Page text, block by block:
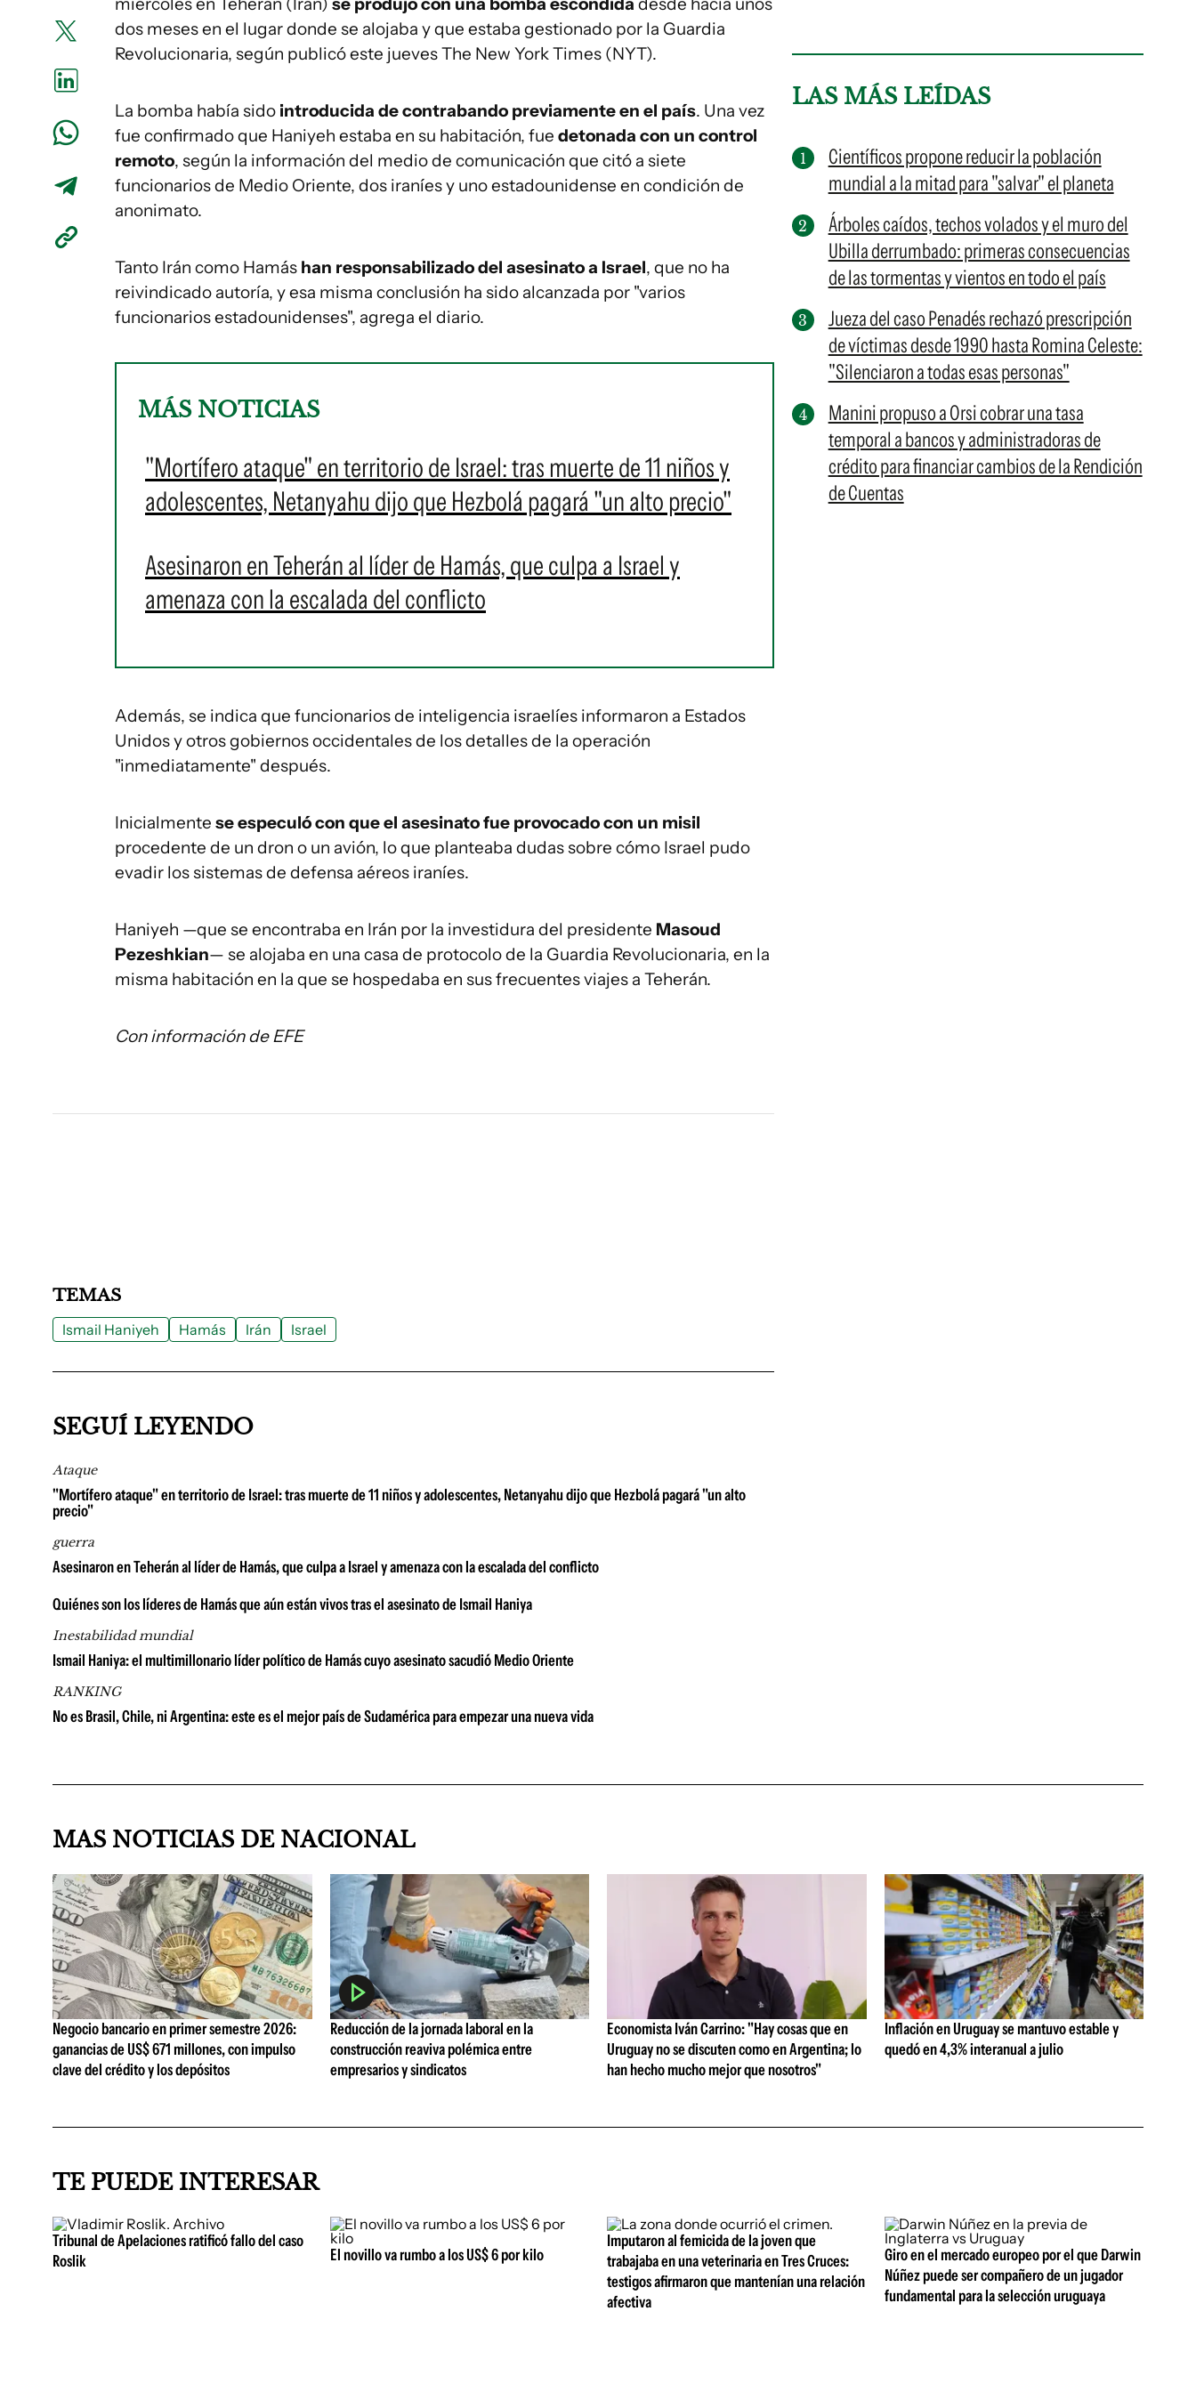
dos meses en el lugar donde se alojaba y que estaba gestionado por la Guardia
Revolucionaria, según publicó este jueves The New York Times (NYT).
La bomba había sido introducida de contrabando previamente en el país. Una vez
fue confirmado que Haniyeh estaba en su habitación, fue detonada con un control
remoto, según la información del medio de comunicación que citó a siete
funcionarios de Medio Oriente, dos iraníes y uno estadounidense en condición de
anonimato.
Tanto Irán como Hamás han responsabilizado del asesinato a Israel, que no ha
reivindicado autoría, y esa misma conclusión ha sido alcanzada por "varios
funcionarios estadounidenses", agrega el diario.
MÁS NOTICIAS
"Mortífero ataque" en territorio de Israel: tras muerte de 11 niños y
adolescentes, Netanyahu dijo que Hezbolá pagará "un alto precio"
Asesinaron en Teherán al líder de Hamás, que culpa a Israel y
amenaza con la escalada del conflicto
Además, se indica que funcionarios de inteligencia israelíes informaron a Estados
Unidos y otros gobiernos occidentales de los detalles de la operación
"inmediatamente" después.
Inicialmente se especuló con que el asesinato fue provocado con un misil
procedente de un dron o un avión, lo que planteaba dudas sobre cómo Israel pudo
evadir los sistemas de defensa aéreos iraníes.
Haniyeh —que se encontraba en Irán por la investidura del presidente Masoud
Pezeshkian— se alojaba en una casa de protocolo de la Guardia Revolucionaria, en la
misma habitación en la que se hospedaba en sus frecuentes viajes a Teherán.
Con información de EFE
LAS MÁS LEÍDAS
Científicos propone reducir la población
mundial a la mitad para "salvar" el planeta
Árboles caídos, techos volados y el muro del
Ubilla derrumbado: primeras consecuencias
de las tormentas y vientos en todo el país
Jueza del caso Penadés rechazó prescripción
de víctimas desde 1990 hasta Romina Celeste:
"Silenciaron a todas esas personas"
Manini propuso a Orsi cobrar una tasa
temporal a bancos y administradoras de
crédito para financiar cambios de la Rendición
de Cuentas
TEMAS
Ismail Haniyeh Hamás Irán Israel
SEGUÍ LEYENDO
Ataque
"Mortífero ataque" en territorio de Israel: tras muerte de 11 niños y adolescentes, Netanyahu dijo que Hezbolá pagará "un alto
precio"
guerra
Asesinaron en Teherán al líder de Hamás, que culpa a Israel y amenaza con la escalada del conflicto
Quiénes son los líderes de Hamás que aún están vivos tras el asesinato de Ismail Haniya
Inestabilidad mundial
Ismail Haniya: el multimillonario líder político de Hamás cuyo asesinato sacudió Medio Oriente
RANKING
No es Brasil, Chile, ni Argentina: este es el mejor país de Sudamérica para empezar una nueva vida
MAS NOTICIAS DE NACIONAL
Negocio bancario en primer semestre 2026:
ganancias de US$ 671 millones, con impulso
clave del crédito y los depósitos
Reducción de la jornada laboral en la
construcción reaviva polémica entre
empresarios y sindicatos
Economista Iván Carrino: "Hay cosas que en
Uruguay no se discuten como en Argentina; lo
han hecho mucho mejor que nosotros"
Inflación en Uruguay se mantuvo estable y
quedó en 4,3% interanual a julio
TE PUEDE INTERESAR
Tribunal de Apelaciones ratificó fallo del caso
Roslik
El novillo va rumbo a los US$ 6 por kilo
Imputaron al femicida de la joven que
trabajaba en una veterinaria en Tres Cruces:
testigos afirmaron que mantenían una relación
afectiva
Giro en el mercado europeo por el que Darwin
Núñez puede ser compañero de un jugador
fundamental para la selección uruguaya